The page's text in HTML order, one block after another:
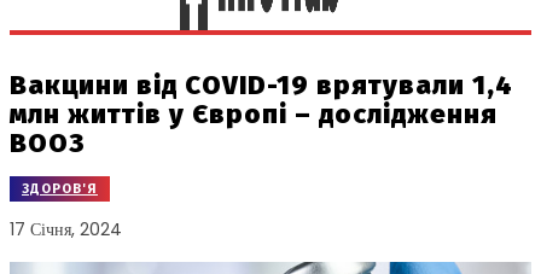
Вакцини від COVID-19 врятували 1,4
млн життів у Європі – дослідження
ВООЗ
ЗДОРОВ'Я
17 Січня, 2024